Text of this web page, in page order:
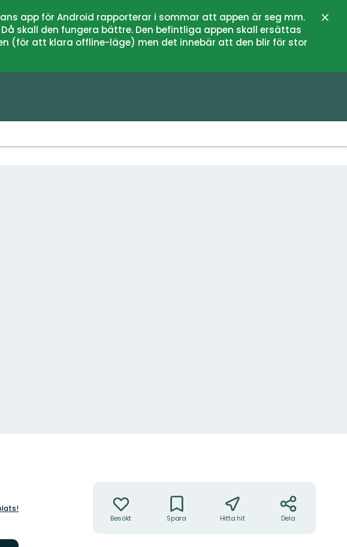
app för Android rapporterar i sommar att appen är seg mm.
skall den fungera bättre. Den befintliga appen skall ersättas
(för att klara offline-läge) men det innebär att den blir för stor
Besökt Spara Hitta hit Dela